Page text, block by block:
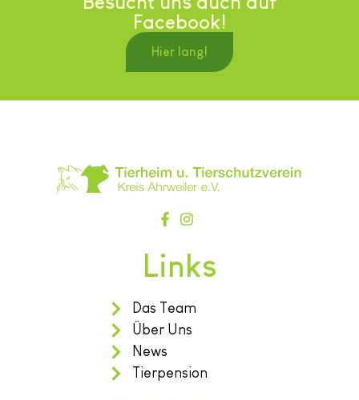
Facebook!
Hier lang!
Links
Das Team
Über Uns
News
Tierpension